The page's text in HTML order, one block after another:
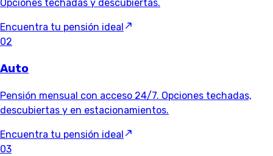
Opciones techadas y descubiertas.
Encuentra tu pensión ideal
02
Auto
Pensión mensual con acceso 24/7. Opciones techadas,
descubiertas y en estacionamientos.
Encuentra tu pensión ideal
03